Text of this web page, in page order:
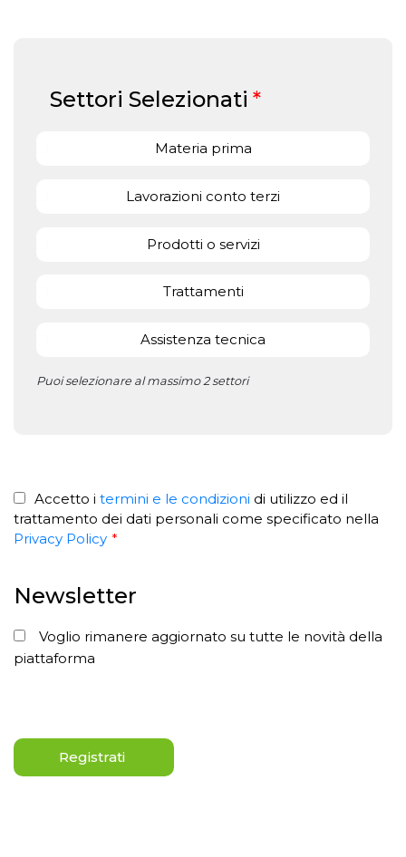
Settori Selezionati *
Materia prima
Lavorazioni conto terzi
Prodotti o servizi
Trattamenti
Assistenza tecnica
Puoi selezionare al massimo 2 settori
Accetto i termini e le condizioni di utilizzo ed il
trattamento dei dati personali come specificato nella
Privacy Policy *
Newsletter
Voglio rimanere aggiornato su tutte le novità della
piattaforma